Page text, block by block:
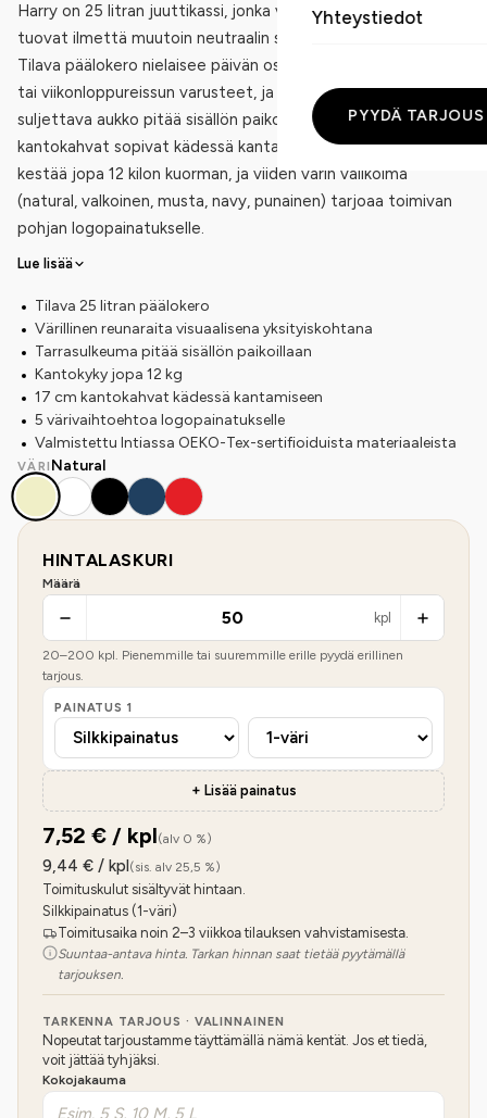
Yhteystiedot
PYYDÄ TARJOUS
Harry on 25 litran juuttikassi, jonka värilliset reunaraidat
tuovat ilmettä muutoin neutraalin sävyiseen luonnonkuituun.
Tilava päälokero nielaisee päivän ostokset, rantapyyhkeen
tai viikonloppureissun varusteet, ja tarrasulkeumalla
suljettava aukko pitää sisällön paikoillaan. Lyhyet 17 cm
kantokahvat sopivat kädessä kantamiseen. Juuttikassi
kestää jopa 12 kilon kuorman, ja viiden värin valikoima
(natural, valkoinen, musta, navy, punainen) tarjoaa toimivan
pohjan logopainatukselle.
Lue lisää
Tilava 25 litran päälokero
Värillinen reunaraita visuaalisena yksityiskohtana
Tarrasulkeuma pitää sisällön paikoillaan
Kantokyky jopa 12 kg
17 cm kantokahvat kädessä kantamiseen
5 värivaihtoehtoa logopainatukselle
Valmistettu Intiassa OEKO-Tex-sertifioiduista materiaaleista
VÄRI Natural
HINTALASKURI
Määrä
kpl
20–200 kpl. Pienemmille tai suuremmille erille pyydä erillinen
tarjous.
PAINATUS 1
+ Lisää painatus
7,52 € / kpl(alv 0 %)
9,44 € / kpl(sis. alv 25,5 %)
Toimituskulut sisältyvät hintaan.
Silkkipainatus (1-väri)
Toimitusaika noin 2–3 viikkoa tilauksen vahvistamisesta.
Suuntaa-antava hinta. Tarkan hinnan saat tietää pyytämällä
tarjouksen.
TARKENNA TARJOUS · VALINNAINEN
Nopeutat tarjoustamme täyttämällä nämä kentät. Jos et tiedä,
voit jättää tyhjäksi.
Kokojakauma